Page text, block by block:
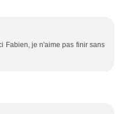
Fabien, je n'aime pas finir sans